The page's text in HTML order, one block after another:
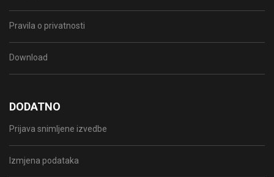
Pravila o privatnosti
Download
DODATNO
Prijava snimljene izvedbe
Izmjena podataka